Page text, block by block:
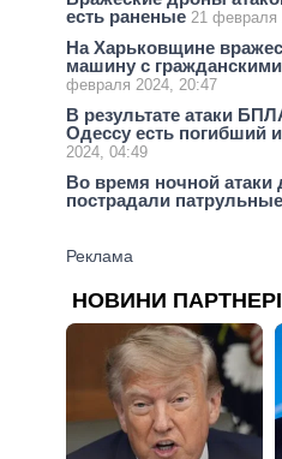
есть раненые 21 февраля
На Харьковщине
машину с
февраля 2024, 20:47
В результате атаки
Одессу есть погибший
2024, 04:49
Во время ночной
пострадали патрульные